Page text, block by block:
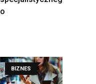
o
BIZNES